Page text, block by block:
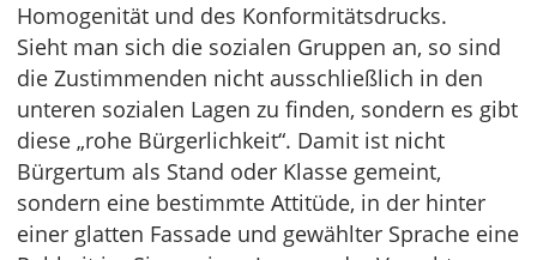
Homogenität und des Konformitätsdrucks.
Sieht man sich die sozialen Gruppen an, so sind
die Zustimmenden nicht ausschließlich in den
unteren sozialen Lagen zu finden, sondern es gibt
diese „rohe Bürgerlichkeit“. Damit ist nicht
Bürgertum als Stand oder Klasse gemeint,
sondern eine bestimmte Attitüde, in der hinter
einer glatten Fassade und gewählter Sprache eine